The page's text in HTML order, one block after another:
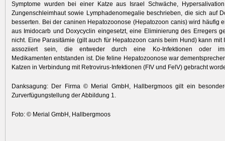
Symptome wurden bei einer Katze aus Israel Schwäche,
Zungenschleimhaut sowie Lymphadenomegalie beschrieben, die sich auf
besserten. Bei der caninen Hepatozoonose (Hepatozoon canis) wird häufig
aus Imidocarb und Doxycyclin eingesetzt, eine Eliminierung des Erregers
nicht. Eine Parasitämie (gilt auch für Hepatozoon canis beim Hund) kann mit
assoziiert sein, die entweder durch eine Ko-Infektionen oder
Medikamenten entstanden ist. Die feline Hepatozoonose war
Katzen in Verbindung mit Retrovirus-Infektionen (FIV und FelV) gebracht
Danksagung: Der Firma © Merial GmbH, Hallbergmoos gilt ein
Zurverfügungstellung der Abbildung 1.
Foto: © Merial GmbH, Hallbergmoos